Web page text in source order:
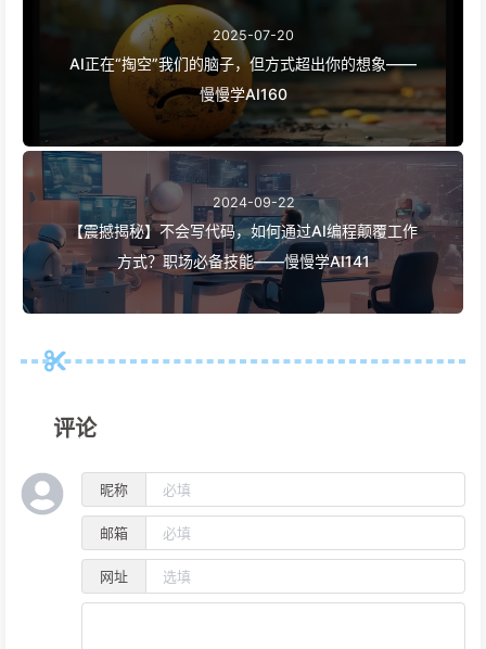
2025-07-20
AI正在“掏空”我们的脑子，但方式超出你的想象——
慢慢学AI160
2024-09-22
【震撼揭秘】不会写代码，如何通过AI编程颠覆工作
方式？职场必备技能——慢慢学AI141
评论
昵称
邮箱
网址